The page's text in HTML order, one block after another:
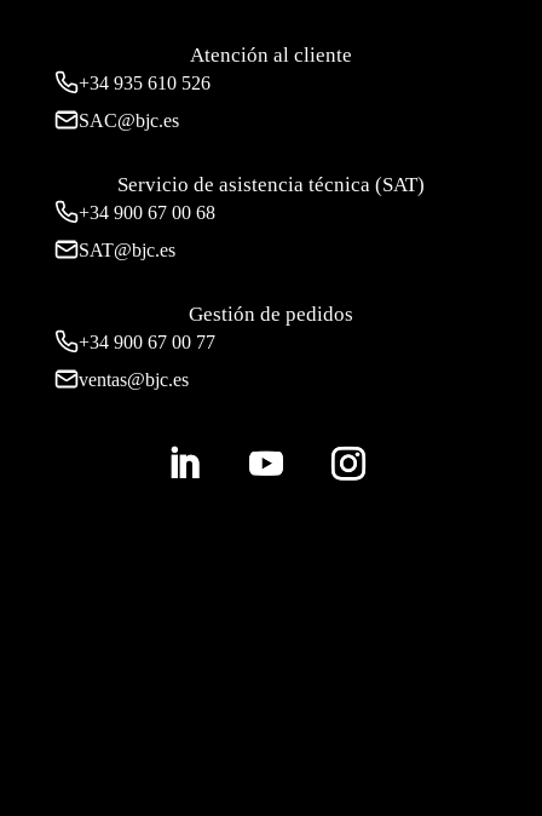
Atención al cliente
+34 935 610 526
SAC@bjc.es
Servicio de asistencia técnica (SAT)
+34 900 67 00 68
SAT@bjc.es
Gestión de pedidos
+34 900 67 00 77
ventas@bjc.es